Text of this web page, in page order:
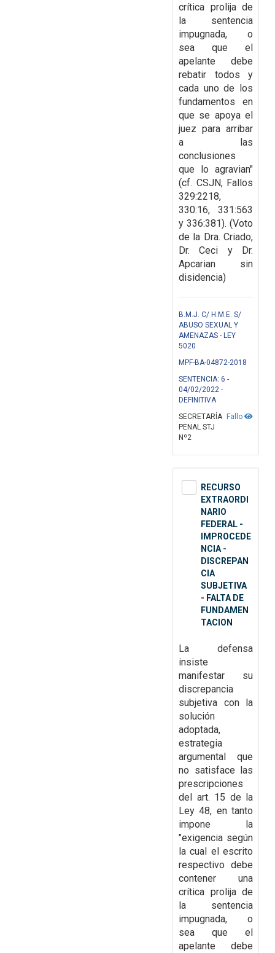
crítica prolija de
la sentencia
impugnada, o
sea que el
apelante debe
rebatir todos y
cada uno de los
fundamentos en
que se apoya el
juez para arribar
a las
conclusiones
que lo agravian"
(cf. CSJN, Fallos
329:2218,
330:16, 331:563
y 336:381). (Voto
de la Dra. Criado,
Dr. Ceci y Dr.
Apcarian sin
disidencia)
B.M.J. C/ H.M.E. S/
ABUSO SEXUAL Y
AMENAZAS - LEY
5020
MPF-BA-04872-2018
SENTENCIA: 6 -
04/02/2022 -
DEFINITIVA
Fallo
SECRETARÍA
PENAL STJ
Nº2
RECURSO
EXTRAORDI
NARIO
FEDERAL -
IMPROCEDE
NCIA -
DISCREPAN
CIA
SUBJETIVA
- FALTA DE
FUNDAMEN
TACION
La defensa
insiste
manifestar su
discrepancia
subjetiva con la
solución
adoptada,
estrategia
argumental que
no satisface las
prescripciones
del art. 15 de la
Ley 48, en tanto
impone la
"exigencia según
la cual el escrito
respectivo debe
contener una
crítica prolija de
la sentencia
impugnada, o
sea que el
apelante debe